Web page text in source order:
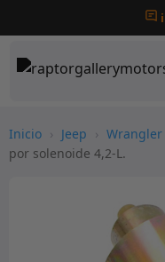
Inicio › Jeep › Wrangler
por solenoide 4,2-L.